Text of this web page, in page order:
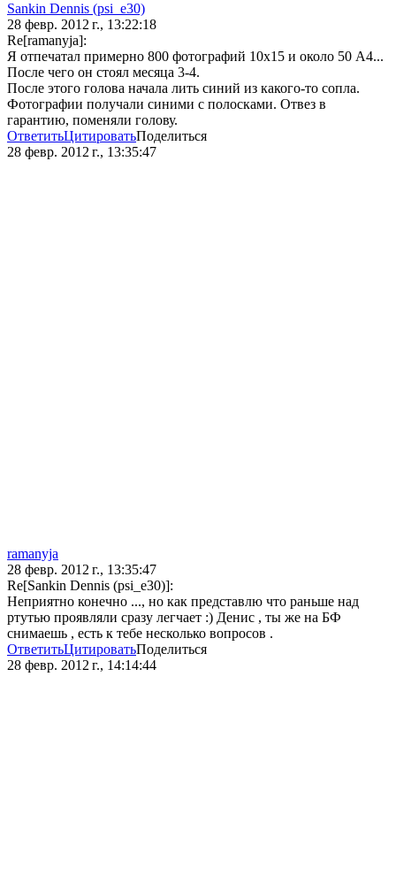
Sankin Dennis (psi_e30)
28 февр. 2012 г., 13:22:18
Re[ramanyja]:
Я отпечатал примерно 800 фотографий 10х15 и около 50 А4...
После чего он стоял месяца 3-4.
После этого голова начала лить синий из какого-то сопла.
Фотографии получали синими с полосками. Отвез в
гарантию, поменяли голову.
ОтветитьЦитироватьПоделиться
28 февр. 2012 г., 13:35:47
ramanyja
28 февр. 2012 г., 13:35:47
Re[Sankin Dennis (psi_e30)]:
Неприятно конечно ..., но как представлю что раньше над
ртутью проявляли сразу легчает :) Денис , ты же на БФ
снимаешь , есть к тебе несколько вопросов .
ОтветитьЦитироватьПоделиться
28 февр. 2012 г., 14:14:44